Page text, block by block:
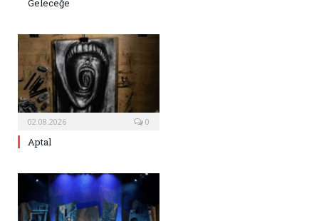
Geleceğe
02.08.2026 0
Aptal